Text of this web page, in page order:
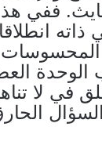
ففي
ذاته
في لا